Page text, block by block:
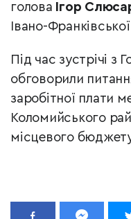
голова Ігор
Івано-
Під час зустрічі з
обговорили
заробітної плати
Коломийського
місцевого